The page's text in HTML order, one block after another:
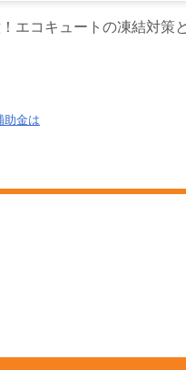
エコキュートの凍結対策
助金は